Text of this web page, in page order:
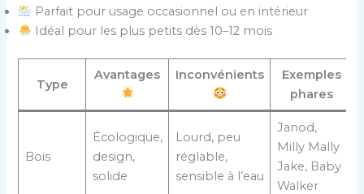
Parfait pour usage occasionnel ou en intérieur
Idéal pour les plus petits dès 10–12 mois
Type
Avantages Inconvénients
Exemples
phares
Bois
Écologique,
design,
solide
Lourd, peu
réglable,
sensible à l’eau
Janod,
Milly Mally
Jake, Baby
Walker